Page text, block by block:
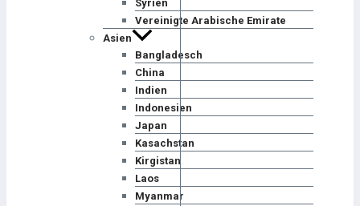
Syrien
Vereinigte Arabische Emirate
Asien
Bangladesch
China
Indien
Indonesien
Japan
Kasachstan
Kirgistan
Laos
Myanmar